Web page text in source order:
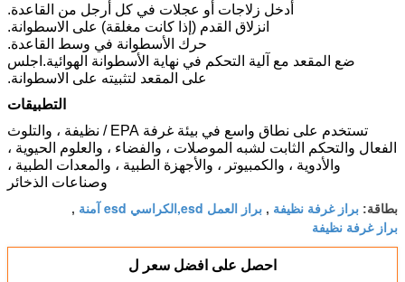
أدخل زلاجات أو عجلات في كل أرجل من القاعدة.
انزلاق القدم (إذا كانت مغلقة) على الاسطوانة.
حرك الأسطوانة في وسط القاعدة.
ضع المقعد مع آلية التحكم في نهاية الأسطوانة الهوائية.اجلس
على المقعد لتثبيته على الاسطوانة.
التطبيقات
تستخدم على نطاق واسع في بيئة غرفة EPA / نظيفة ، والتلوث
الفعال والتحكم الثابت لشبه الموصلات ، والفضاء ، والعلوم الحيوية ،
والأدوية ، والكمبيوتر ، والأجهزة الطبية ، والمعدات الطبية ،
وصناعات الذخائر
بطاقة: براز غرفة نظيفة , براز العمل esd,الكراسي esd آمنة ,
براز غرفة نظيفة
احصل على افضل سعر ل